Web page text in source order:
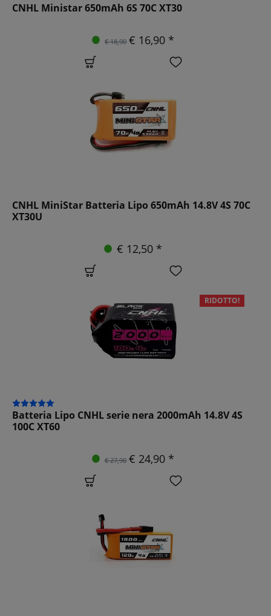
CNHL Ministar 650mAh 6S 70C XT30
€ 18,90 € 16,90 *
CNHL MiniStar Batteria Lipo 650mAh 14.8V 4S 70C
XT30U
€ 12,50 *
RIDOTTO!
Batteria Lipo CNHL serie nera 2000mAh 14.8V 4S
100C XT60
€ 27,90 € 24,90 *